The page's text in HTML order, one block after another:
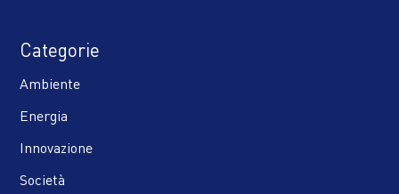
Categorie
Ambiente
Energia
Innovazione
Società